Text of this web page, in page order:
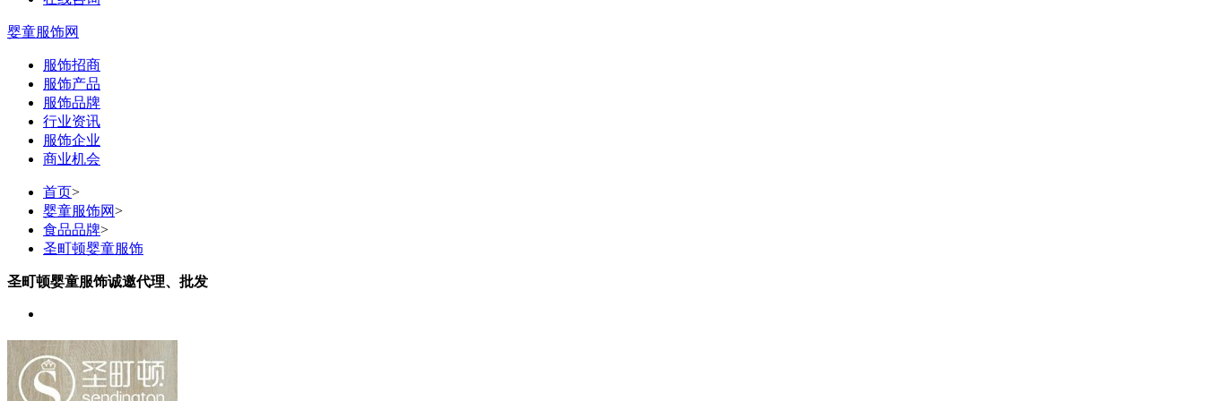
婴童服饰网
服饰招商
服饰产品
服饰品牌
行业资讯
服饰企业
商业机会
首页>
婴童服饰网>
食品品牌>
圣町顿婴童服饰
圣町顿婴童服饰诚邀代理、批发